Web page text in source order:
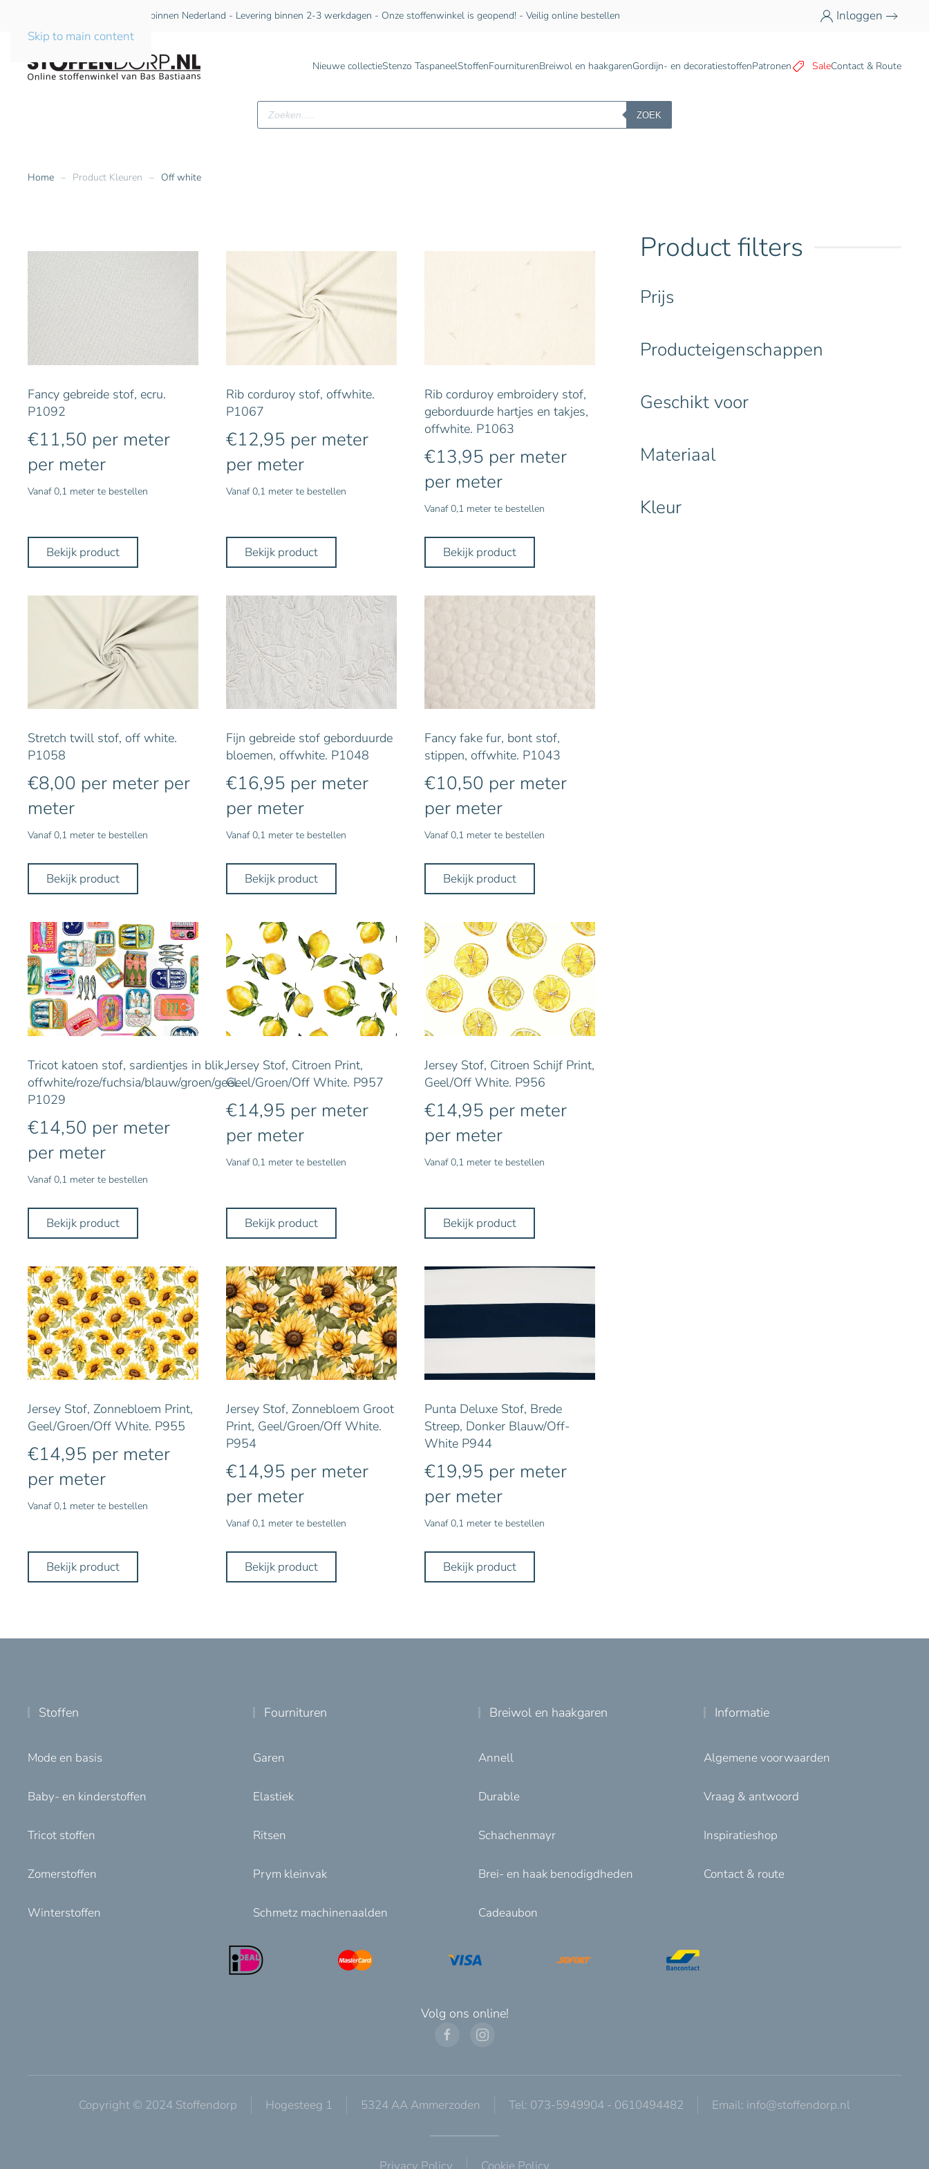
Skip to main content
Gratis verzending vanaf €75 binnen Nederland - Levering binnen 2-3 werkdagen - Onze stoffenwinkel is geopend! - Veilig online bestellen Inloggen
Nieuwe collectieStenzo TaspaneelStoffenFourniturenBreiwol en haakgarenGordijn- en decoratiestoffenPatronen SaleContact & Route
Producten
zoeken
ZOEK
Home Product Kleuren Off white
Fancy gebreide stof, ecru.
P1092
€11,50 per meter
per meter
Vanaf 0,1 meter te bestellen
Bekijk product
Rib corduroy stof, offwhite.
P1067
€12,95 per meter
per meter
Vanaf 0,1 meter te bestellen
Bekijk product
Rib corduroy embroidery stof,
geborduurde hartjes en takjes,
offwhite. P1063
€13,95 per meter
per meter
Vanaf 0,1 meter te bestellen
Bekijk product
Stretch twill stof, off white.
P1058
€8,00 per meter per
meter
Vanaf 0,1 meter te bestellen
Bekijk product
Fijn gebreide stof geborduurde
bloemen, offwhite. P1048
€16,95 per meter
per meter
Vanaf 0,1 meter te bestellen
Bekijk product
Fancy fake fur, bont stof,
stippen, offwhite. P1043
€10,50 per meter
per meter
Vanaf 0,1 meter te bestellen
Bekijk product
Tricot katoen stof, sardientjes in blik,
offwhite/roze/fuchsia/blauw/groen/geel.
P1029
€14,50 per meter
per meter
Vanaf 0,1 meter te bestellen
Bekijk product
Jersey Stof, Citroen Print,
Geel/Groen/Off White. P957
€14,95 per meter
per meter
Vanaf 0,1 meter te bestellen
Bekijk product
Jersey Stof, Citroen Schijf Print,
Geel/Off White. P956
€14,95 per meter
per meter
Vanaf 0,1 meter te bestellen
Bekijk product
Jersey Stof, Zonnebloem Print,
Geel/Groen/Off White. P955
€14,95 per meter
per meter
Vanaf 0,1 meter te bestellen
Bekijk product
Jersey Stof, Zonnebloem Groot
Print, Geel/Groen/Off White.
P954
€14,95 per meter
per meter
Vanaf 0,1 meter te bestellen
Bekijk product
Punta Deluxe Stof, Brede
Streep, Donker Blauw/Off-
White P944
€19,95 per meter
per meter
Vanaf 0,1 meter te bestellen
Bekijk product
Product filters
Prijs
Producteigenschappen
Geschikt voor
Materiaal
Kleur
Stoffen
Mode en basis
Baby- en kinderstoffen
Tricot stoffen
Zomerstoffen
Winterstoffen
Fournituren
Garen
Elastiek
Ritsen
Prym kleinvak
Schmetz machinenaalden
Breiwol en haakgaren
Annell
Durable
Schachenmayr
Brei- en haak benodigdheden
Cadeaubon
Informatie
Algemene voorwaarden
Vraag & antwoord
Inspiratieshop
Contact & route
Volg ons online!
Copyright © 2024 Stoffendorp Hogesteeg 1 5324 AA Ammerzoden Tel: 073-5949904 - 0610494482 Email: info@stoffendorp.nl